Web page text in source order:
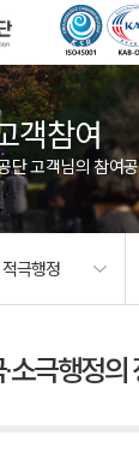
객참여
단 고객님의 참여
적극행정
소극행정의